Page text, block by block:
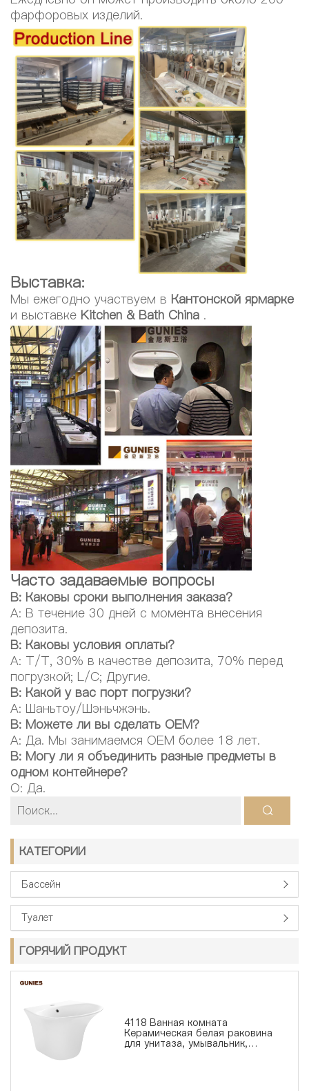
фарфоровых изделий.
Выставка:
Мы ежегодно участвуем в Кантонской ярмарке
и выставке Kitchen & Bath China .
Часто задаваемые вопросы
В: Каковы сроки выполнения заказа?
A: В течение 30 дней с момента внесения
депозита.
В: Каковы условия оплаты?
A: T/T, 30% в качестве депозита, 70% перед
погрузкой; L/C; Другие.
В: Какой у вас порт погрузки?
A: Шаньтоу/Шэньчжэнь.
В: Можете ли вы сделать OEM?
A: Да. Мы занимаемся OEM более 18 лет.
В: Могу ли я объединить разные предметы в
одном контейнере?
О: Да.
КАТЕГОРИИ
Бассейн
Туалет
ГОРЯЧИЙ ПРОДУКТ
4118 Ванная комната
Керамическая белая раковина
для унитаза, умывальник,